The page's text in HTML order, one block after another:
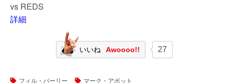
vs REDS
詳細
いいね Awoooo!! 27
フィル・バーリー マーク・アボット